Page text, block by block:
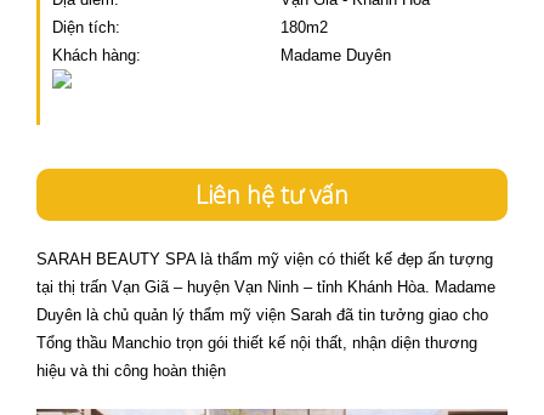
Diện tích:
180m2
Khách hàng:
Madame Duyên
Liên hệ tư vấn
SARAH BEAUTY SPA là thẩm mỹ viện có thiết kế đẹp ấn tượng
tại thị trấn Vạn Giã – huyện Vạn Ninh – tỉnh Khánh Hòa. Madame
Duyên là chủ quản lý thẩm mỹ viện Sarah đã tin tưởng giao cho
Tổng thầu Manchio trọn gói thiết kế nội thất, nhận diện thương
hiệu và thi công hoàn thiện